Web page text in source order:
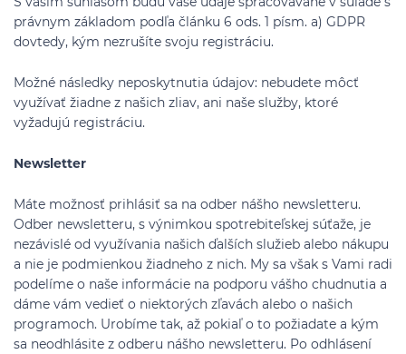
právnym základom podľa článku 6 ods. 1 písm. a) GDPR
dovtedy, kým nezrušíte svoju registráciu.
Možné následky neposkytnutia údajov: nebudete môcť
využívať žiadne z našich zliav, ani naše služby, ktoré
vyžadujú registráciu.
Newsletter
Máte možnosť prihlásiť sa na odber nášho newsletteru.
Odber newsletteru, s výnimkou spotrebiteľskej súťaže, je
nezávislé od využívania našich ďalších služieb alebo nákupu
a nie je podmienkou žiadneho z nich. My sa však s Vami radi
podelíme o naše informácie na podporu vášho chudnutia a
dáme vám vedieť o niektorých zľavách alebo o našich
programoch. Urobíme tak, až pokiaľ o to požiadate a kým
sa neodhlásite z odberu nášho newsletteru. Po odhlásení